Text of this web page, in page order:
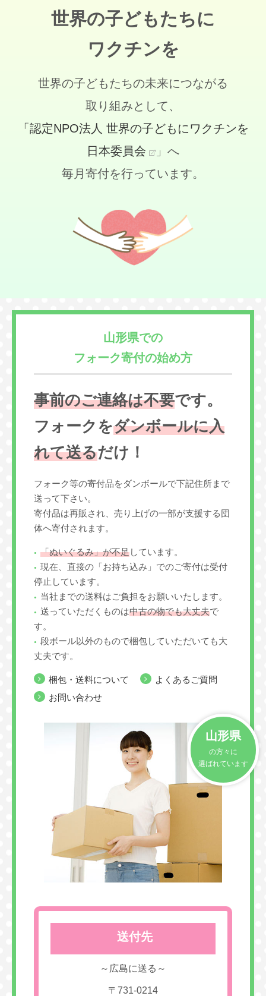
世界の子どもたちに
ワクチンを
世界の子どもたちの未来につながる
取り組みとして、
「認定NPO法人 世界の子どもにワクチンを
日本委員会
」へ
毎月寄付を行っています。
山形県での
フォーク寄付の始め方
事前のご連絡は不要です。
フォークをダンボールに入
れて送るだけ！
フォーク等の寄付品をダンボールで下記住所まで
送って下さい。
寄付品は再販され、売り上げの一部が支援する団
体へ寄付されます。
「ぬいぐるみ」が不足しています。
現在、直接の「お持ち込み」でのご寄付は受付
停止しています。
当社までの送料はご負担をお願いいたします。
送っていただくものは中古の物でも大丈夫で
す。
段ボール以外のもので梱包していただいても大
丈夫です。
梱包・送料について
よくあるご質問
お問い合わせ
山形県
の方々に
選ばれています
送付先
～広島に送る～
〒731-0214